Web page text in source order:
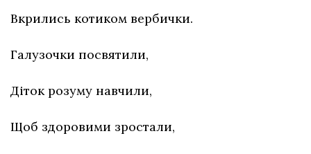
Вкрились котиком вербички.
Галузочки посвятили,
Діток розуму навчили,
Щоб здоровими зростали,